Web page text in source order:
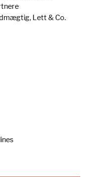
Lett & Co.